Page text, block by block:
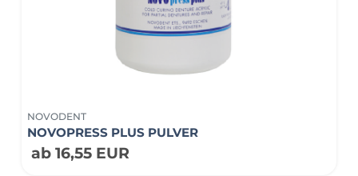
NOVODENT
NOVOPRESS PLUS PULVER
ab 16,55 EUR